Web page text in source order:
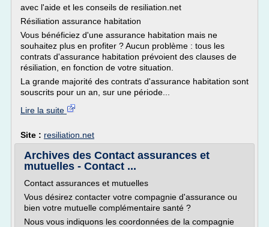
avec l'aide et les conseils de resiliation.net
Résiliation assurance habitation
Vous bénéficiez d'une assurance habitation mais ne
souhaitez plus en profiter ? Aucun problème : tous les
contrats d'assurance habitation prévoient des clauses de
résiliation, en fonction de votre situation.
La grande majorité des contrats d'assurance habitation sont
souscrits pour un an, sur une période...
Lire la suite
Site : resiliation.net
Archives des Contact assurances et
mutuelles - Contact ...
Contact assurances et mutuelles
Vous désirez contacter votre compagnie d'assurance ou
bien votre mutuelle complémentaire santé ?
Nous vous indiquons les coordonnées de la compagnie